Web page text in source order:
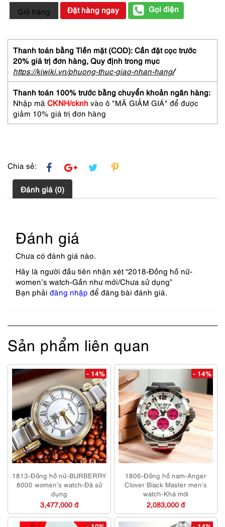
2018-
Đồng
nữ-
women's
watch-
Gần
như
mới/Chưa
sử
dụng
số
Giỏ hàng Đặt hàng ngay Gọi điện
Thanh toán bằng Tiền mặt (COD): Cần đặt cọc trước
20% giá trị đơn hàng, Quy định trong mục
https://kiwiki.vn/phuong-thuc-giao-nhan-hang/
Thanh toán 100% trước bằng chuyển khoản ngân hàng:
Nhập mã CKNH/cknh vào ô "MÃ GIẢM GIÁ" để được
giảm 10% giá trị đơn hàng
Chia sẻ:
Đánh giá (0)
Đánh giá
Chưa có đánh giá nào.
Hãy là người đầu tiên nhận xét “2018-Đồng hồ nữ-
women’s watch-Gần như mới/Chưa sử dụng”
Bạn phải đăng nhập để đăng bài đánh giá.
Sản phẩm liên quan
- 14%
1813-Đồng hồ nữ-BURBERRY
8000 women’s watch-Đã sử
dụng
3,477,000 đ
- 14%
1806-Đồng hồ nam-Anger
Clover Black Master men’s
watch-Khá mới
2,083,000 đ